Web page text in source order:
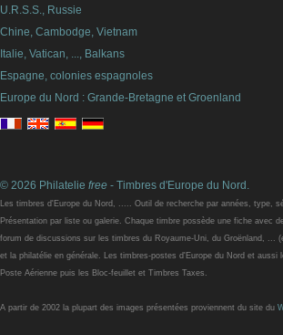
U.R.S.S., Russie
Chine, Cambodge, Vietnam
Italie, Vatican, ..., Balkans
Espagne, colonies espagnoles
Europe du Nord : Grande-Bretagne et Groenland
© 2026 Philatelie free - Timbres d'Europe du Nord.
Les timbres d'Europe du Nord, ..... Outil de recherche par années, type,
Présentation par liste ou galerie. Chaque timbre possède une fiche avec
forum de discussions sur les timbres du Royaume-Uni, du Groënland, ...
et la philatélie en générale. Les timbres-postes d'Europe du Nord et aussi
Poste Aérienne puis les Bloc-feuillet et Timbres Taxes.
A partir de 2002 la plupart des images présentées proviennent du site du